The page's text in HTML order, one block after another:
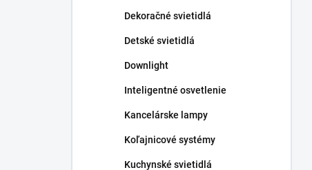
Dekoračné svietidlá
Detské svietidlá
Downlight
Inteligentné osvetlenie
Kancelárske lampy
Koľajnicové systémy
Kuchynské svietidlá